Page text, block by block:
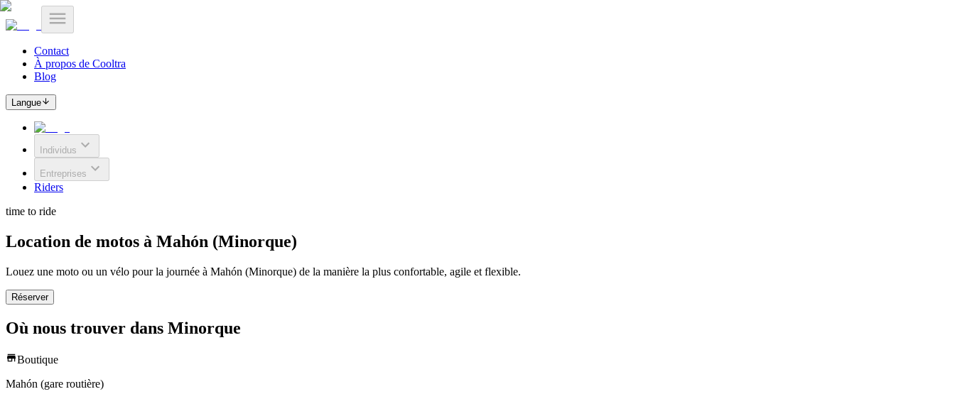
Contact
À propos de Cooltra
Blog
Langue
Individus
Entreprises
Riders
time to ride
Location de motos à Mahón (Minorque)
Louez une moto ou un vélo pour la journée à Mahón (Minorque) de la manière la plus confortable, agile et flexible.
Réserver
Où nous trouver dans Minorque
Boutique
Mahón (gare routière)